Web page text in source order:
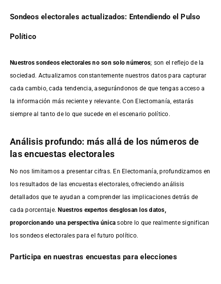
Sondeos electorales actualizados: Entendiendo el Pulso
Político
Nuestros sondeos electorales no son solo números; son el reflejo de la
sociedad. Actualizamos constantemente nuestros datos para capturar
cada cambio, cada tendencia, asegurándonos de que tengas acceso a
la información más reciente y relevante. Con Electomanía, estarás
siempre al tanto de lo que sucede en el escenario político.
Análisis profundo: más allá de los números de
las encuestas electorales
No nos limitamos a presentar cifras. En Electomanía, profundizamos en
los resultados de las encuestas electorales, ofreciendo análisis
detallados que te ayudan a comprender las implicaciones detrás de
cada porcentaje.Nuestros expertos desglosan los datos,
proporcionando una perspectiva única sobre lo que realmente significan
los sondeos electorales para el futuro político.
Participa en nuestras encuestas para elecciones